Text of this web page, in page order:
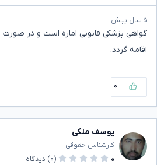
۵ سال پیش
گواهی پزشکی قانونی اماره است و در صورت
اقامه گردد.
۰
یوسف ملکی
کارشناس حقوقی
۰
(۰) دیدگاه